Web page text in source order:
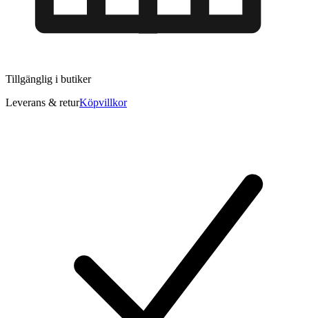
Tillgänglig i butiker
Leverans & returKöpvillkor